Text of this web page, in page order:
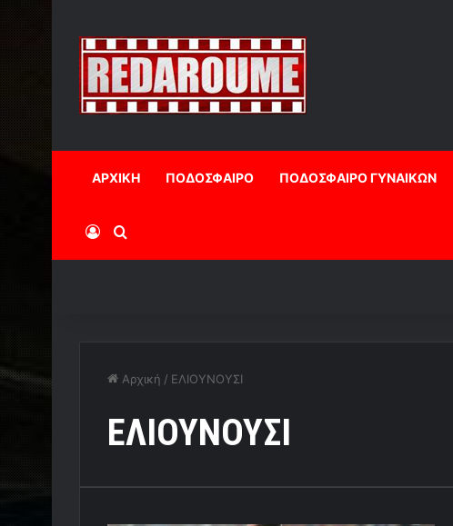
ΑΡΧΙΚΗ ΠΟΔΟΣΦΑΙΡΟ ΠΟΔΟΣΦΑΙΡΟ ΓΥΝΑΙΚΩΝ
Log InΑναζήτηση
Αρχική / ΕΛΙΟΥΝΟΥΣΙ
ΕΛΙΟΥΝΟΥΣΙ